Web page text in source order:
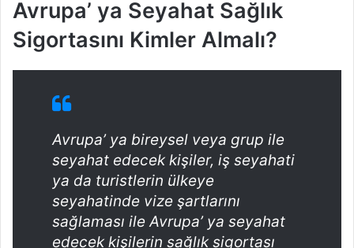
Avrupa’ ya Seyahat Sağlık
Sigortasını Kimler Almalı?
Avrupa’ ya bireysel veya grup ile
seyahat edecek kişiler, iş seyahati
ya da turistlerin ülkeye
seyahatinde vize şartlarını
sağlaması ile Avrupa’ ya seyahat
edecek kişilerin sağlık sigortası